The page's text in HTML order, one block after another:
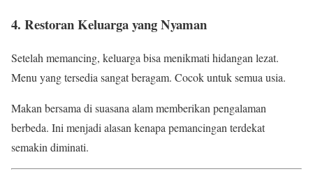
4. Restoran Keluarga yang Nyaman
Setelah memancing, keluarga bisa menikmati hidangan lezat.
Menu yang tersedia sangat beragam. Cocok untuk semua usia.
Makan bersama di suasana alam memberikan pengalaman
berbeda. Ini menjadi alasan kenapa pemancingan terdekat
semakin diminati.